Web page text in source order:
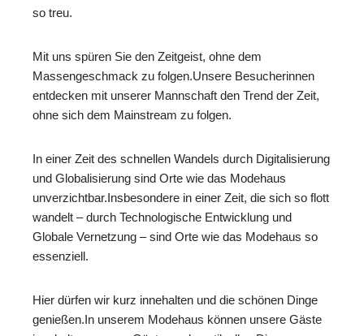
so treu.
Mit uns spüren Sie den Zeitgeist, ohne dem
Massengeschmack zu folgen.Unsere Besucherinnen
entdecken mit unserer Mannschaft den Trend der Zeit,
ohne sich dem Mainstream zu folgen.
In einer Zeit des schnellen Wandels durch Digitalisierung
und Globalisierung sind Orte wie das Modehaus
unverzichtbar.Insbesondere in einer Zeit, die sich so flott
wandelt – durch Technologische Entwicklung und
Globale Vernetzung – sind Orte wie das Modehaus so
essenziell.
Hier dürfen wir kurz innehalten und die schönen Dinge
genießen.In unserem Modehaus können unsere Gäste